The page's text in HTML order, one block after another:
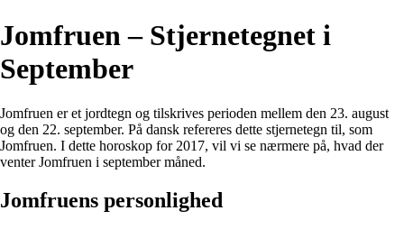
Jomfruen – Stjernetegnet i
September
Jomfruen er et jordtegn og tilskrives perioden mellem den 23. august
og den 22. september. På dansk refereres dette stjernetegn til, som
Jomfruen. I dette horoskop for 2017, vil vi se nærmere på, hvad der
venter Jomfruen i september måned.
Jomfruens personlighed